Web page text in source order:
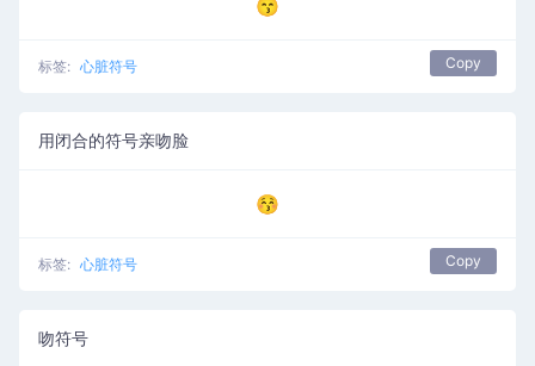
😙
标签: 心脏符号 Copy
用闭合的符号亲吻脸
😚
标签: 心脏符号 Copy
吻符号